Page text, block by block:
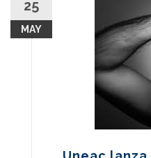
content
25
MAY